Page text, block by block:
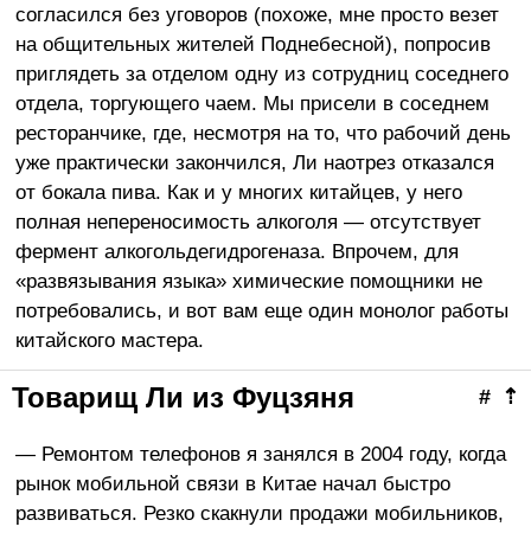
согласился без уговоров (похоже, мне просто везет
на общительных жителей Поднебесной), попросив
приглядеть за отделом одну из сотрудниц соседнего
отдела, торгующего чаем. Мы присели в соседнем
ресторанчике, где, несмотря на то, что рабочий день
уже практически закончился, Ли наотрез отказался
от бокала пива. Как и у многих китайцев, у него
полная непереносимость алкоголя — отсутствует
фермент алкогольдегидрогеназа. Впрочем, для
«развязывания языка» химические помощники не
потребовались, и вот вам еще один монолог работы
китайского мастера.
⇡
#
Товарищ Ли из Фуцзяня
— Ремонтом телефонов я занялся в 2004 году, когда
рынок мобильной связи в Китае начал быстро
развиваться. Резко скакнули продажи мобильников,